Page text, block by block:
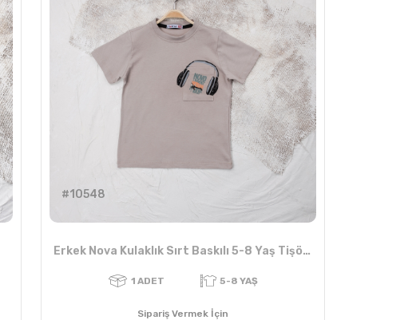
#10548
Erkek Nova Kulaklık Sırt Baskılı 5-8 Yaş Tişört
Sipariş Vermek İçin